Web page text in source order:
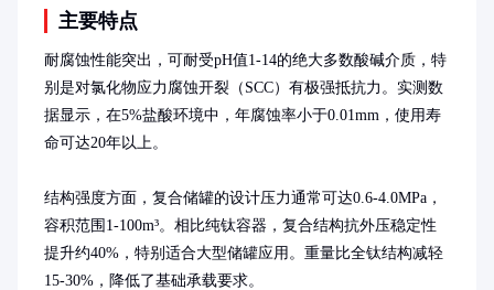
主要特点
耐腐蚀性能突出，可耐受pH值1-14的绝大多数酸碱介质，特
别是对氯化物应力腐蚀开裂（SCC）有极强抵抗力。实测数
据显示，在5%盐酸环境中，年腐蚀率小于0.01mm，使用寿
命可达20年以上。
结构强度方面，复合储罐的设计压力通常可达0.6-4.0MPa，
容积范围1-100m³。相比纯钛容器，复合结构抗外压稳定性
提升约40%，特别适合大型储罐应用。重量比全钛结构减轻
15-30%，降低了基础承载要求。